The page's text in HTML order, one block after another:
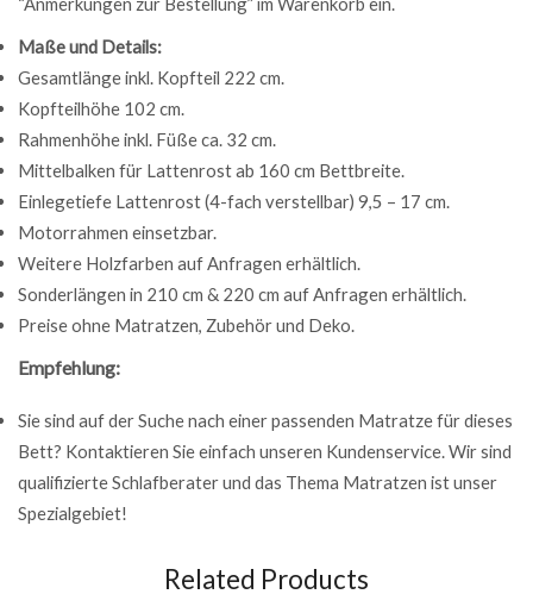
Maße und Details:
Gesamtlänge inkl. Kopfteil 222 cm.
Kopfteilhöhe 102 cm.
Rahmenhöhe inkl. Füße ca. 32 cm.
Mittelbalken für Lattenrost ab 160 cm Bettbreite.
Einlegetiefe Lattenrost (4-fach verstellbar) 9,5 – 17 cm.
Motorrahmen einsetzbar.
Weitere Holzfarben auf Anfragen erhältlich.
Sonderlängen in 210 cm & 220 cm auf Anfragen erhältlich.
Preise ohne Matratzen, Zubehör und Deko.
Empfehlung:
Sie sind auf der Suche nach einer passenden Matratze für dieses
Bett? Kontaktieren Sie einfach unseren Kundenservice. Wir sind
qualifizierte Schlafberater und das Thema Matratzen ist unser
Spezialgebiet!
Related Products